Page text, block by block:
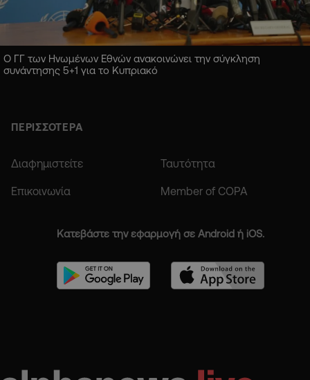
Ο ΓΓ των Ηνωμένων Εθνών ανακοινώνει την σύγκληση
συνάντησης 5+1 για το Κυπριακό
ΠΕΡΙΣΣΟΤΕΡΑ
Διαφημιστείτε Ταυτότητα
Επικοινωνία Member of COPA
Κατεβάστε την εφαρμογή σε Android ή iOS.